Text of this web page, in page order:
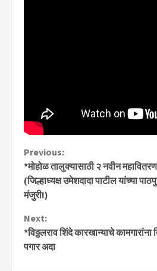
Continue
Reading
Previous:
*मोहोळ तालुक्यासाठी २ नवीन
(जिल्हाध्यक्ष उमेशदादा पाटील यांच्या
मंजुरी!)
Next:
*विठ्ठलराव शिंदे कारखान्याचे कामगारांना
पगार अदा